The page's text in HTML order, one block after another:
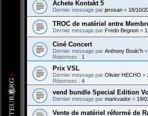
Achete Kontakt 5
Dernier message par jerosan « 18/10/
TROC de matériel entre
Dernier message par Fredo Begnon «
Ciné Concert
Dernier message par Anthony Boulc'h «
Réponses : 1
Prix VSL
Dernier message par Olivier HECHO «
Réponses : 4
vend bundle Special Edition
Dernier message par markvador « 19/
Vente de matériel réformé de